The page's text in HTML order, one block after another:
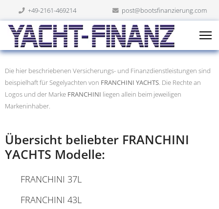
+49-2161-469214 post@bootsfinanzierung.com
Die hier beschriebenen Versicherungs- und Finanzdienstleistungen sind
beispielhaft für Segelyachten von FRANCHINI YACHTS. Die Rechte an
Logos und der Marke FRANCHINI liegen allein beim jeweiligen
Markeninhaber.
Übersicht beliebter FRANCHINI
YACHTS Modelle:
FRANCHINI 37L
FRANCHINI 43L